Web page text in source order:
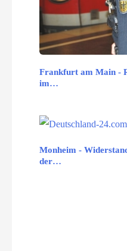
Frankfurt am Main -
im…
Monheim -
der…